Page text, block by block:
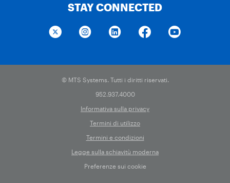
STAY CONNECTED
© MTS Systems. Tutti i diritti riservati.
952.937.4000
Informativa sulla privacy
Termini di utilizzo
Termini e condizioni
Legge sulla schiavitù moderna
Preferenze sui cookie